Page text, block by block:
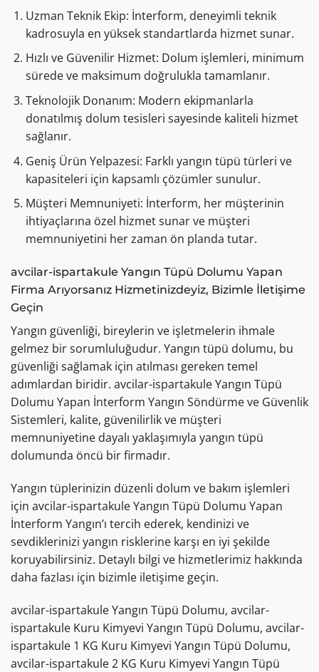
Uzman Teknik Ekip: İnterform, deneyimli teknik
kadrosuyla en yüksek standartlarda hizmet sunar.
Hızlı ve Güvenilir Hizmet: Dolum işlemleri, minimum
sürede ve maksimum doğrulukla tamamlanır.
Teknolojik Donanım: Modern ekipmanlarla
donatılmış dolum tesisleri sayesinde kaliteli hizmet
sağlanır.
Geniş Ürün Yelpazesi: Farklı yangın tüpü türleri ve
kapasiteleri için kapsamlı çözümler sunulur.
Müşteri Memnuniyeti: İnterform, her müşterinin
ihtiyaçlarına özel hizmet sunar ve müşteri
memnuniyetini her zaman ön planda tutar.
avcilar-ispartakule Yangın Tüpü Dolumu Yapan
Firma Arıyorsanız Hizmetinizdeyiz, Bizimle İletişime
Geçin
Yangın güvenliği, bireylerin ve işletmelerin ihmale
gelmez bir sorumluluğudur. Yangın tüpü dolumu, bu
güvenliği sağlamak için atılması gereken temel
adımlardan biridir. avcilar-ispartakule Yangın Tüpü
Dolumu Yapan İnterform Yangın Söndürme ve Güvenlik
Sistemleri, kalite, güvenilirlik ve müşteri
memnuniyetine dayalı yaklaşımıyla yangın tüpü
dolumunda öncü bir firmadır.
Yangın tüplerinizin düzenli dolum ve bakım işlemleri
için avcilar-ispartakule Yangın Tüpü Dolumu Yapan
İnterform Yangın’ı tercih ederek, kendinizi ve
sevdiklerinizi yangın risklerine karşı en iyi şekilde
koruyabilirsiniz. Detaylı bilgi ve hizmetlerimiz hakkında
daha fazlası için bizimle iletişime geçin.
avcilar-ispartakule Yangın Tüpü Dolumu, avcilar-
ispartakule Kuru Kimyevi Yangın Tüpü Dolumu, avcilar-
ispartakule 1 KG Kuru Kimyevi Yangın Tüpü Dolumu,
avcilar-ispartakule 2 KG Kuru Kimyevi Yangın Tüpü